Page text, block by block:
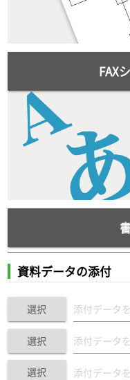
FAX
資料データの添付
選択
選択
選択